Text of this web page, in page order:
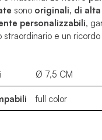
sono originali, di
personalizzabili,
straordinario e un
Ø 7,5 CM
full color